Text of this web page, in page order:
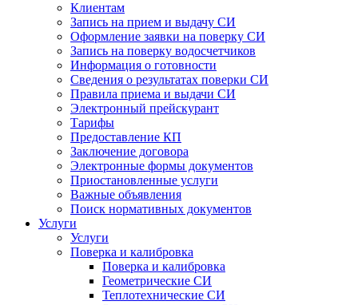
Клиентам
Запись на прием и выдачу СИ
Оформление заявки на поверку СИ
Запись на поверку водосчетчиков
Информация о готовности
Сведения о результатах поверки СИ
Правила приема и выдачи СИ
Электронный прейскурант
Тарифы
Предоставление КП
Заключение договора
Электронные формы документов
Приостановленные услуги
Важные объявления
Поиск нормативных документов
Услуги
Услуги
Поверка и калибровка
Поверка и калибровка
Геометрические СИ
Теплотехнические СИ